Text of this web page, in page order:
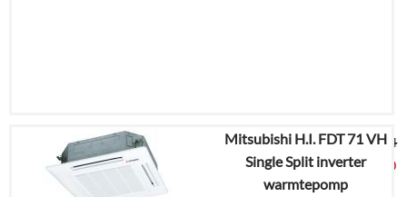
€13.387,44
€6.999,00
Mitsubishi H.I. FDT 71 VH
Single Split inverter
warmtepomp